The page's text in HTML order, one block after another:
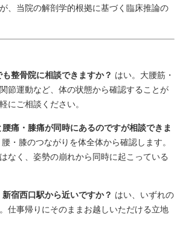
、当院の解剖学的根拠に基づく臨床推論の
整骨院に相談できますか？ はい。大腰筋・
節運動など、体の状態から確認することが
にご相談ください。
痛・膝痛が同時にあるのですが相談できま
・膝のつながりを体全体から確認します。
なく、姿勢の崩れから同時に起こっている
宿西口駅から近いですか？ はい、いずれの
仕事帰りにそのままお越しいただける立地